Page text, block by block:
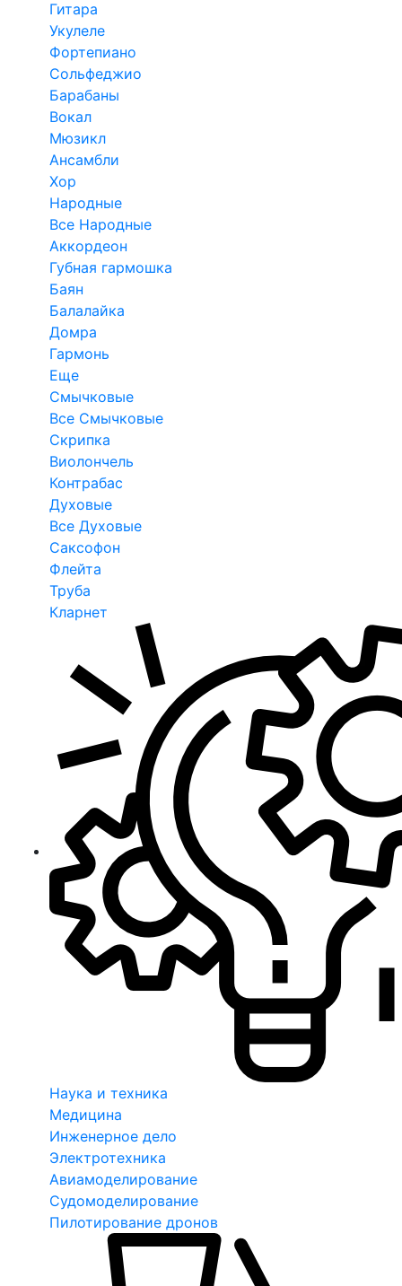
Гитара
Укулеле
Фортепиано
Сольфеджио
Барабаны
Вокал
Мюзикл
Ансамбли
Хор
Народные
Все Народные
Аккордеон
Губная гармошка
Баян
Балалайка
Домра
Гармонь
Еще
Смычковые
Все Смычковые
Скрипка
Виолончель
Контрабас
Духовые
Все Духовые
Саксофон
Флейта
Труба
Кларнет
Наука и техника
Медицина
Инженерное дело
Электротехника
Авиамоделирование
Судомоделирование
Пилотирование дронов